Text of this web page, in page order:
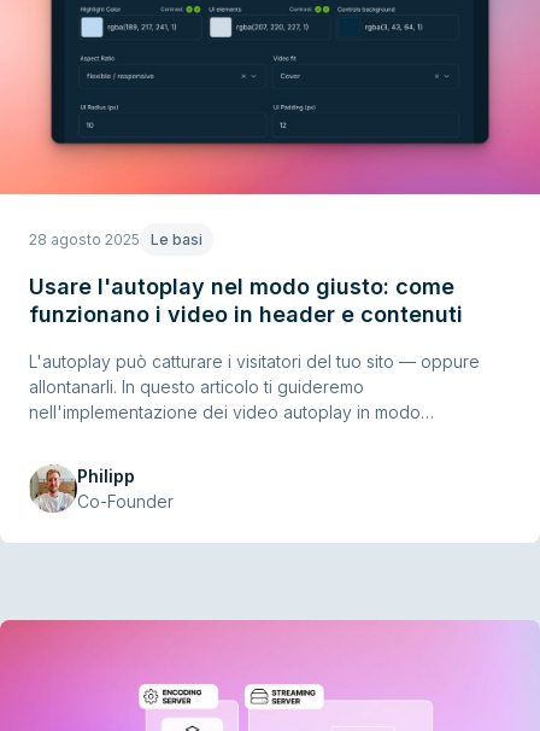
28 agosto 2025 Le basi
Usare l'autoplay nel modo giusto: come
funzionano i video in header e contenuti
L'autoplay può catturare i visitatori del tuo sito — oppure
allontanarli. In questo articolo ti guideremo
nell'implementazione dei video autoplay in modo
Troverai esempi pratici, best practices e consigli operativi
tratti da progetti reali con i nostri clienti.
Philipp
Co-Founder